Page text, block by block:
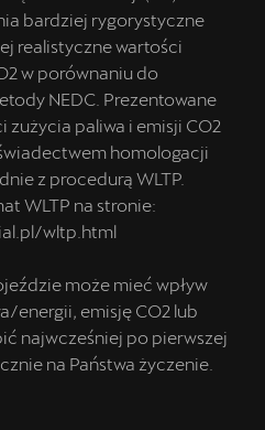
bardziej rygorystyczne
realistyczne wartości
w porównaniu do
NEDC. Prezentowane
paliwa i emisji CO2
homologacji
z procedurą WLTP.
WLTP na stronie:
wltp.html
może mieć wpływ
energii, emisję CO2 lub
najwcześniej po pierwszej
na Państwa życzenie.